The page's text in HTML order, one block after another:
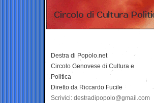
Destra di Popolo.net
Circolo Genovese di Cultura e
Politica
Diretto da Riccardo Fucile
Scrivici: destradipopolo@gmail.com